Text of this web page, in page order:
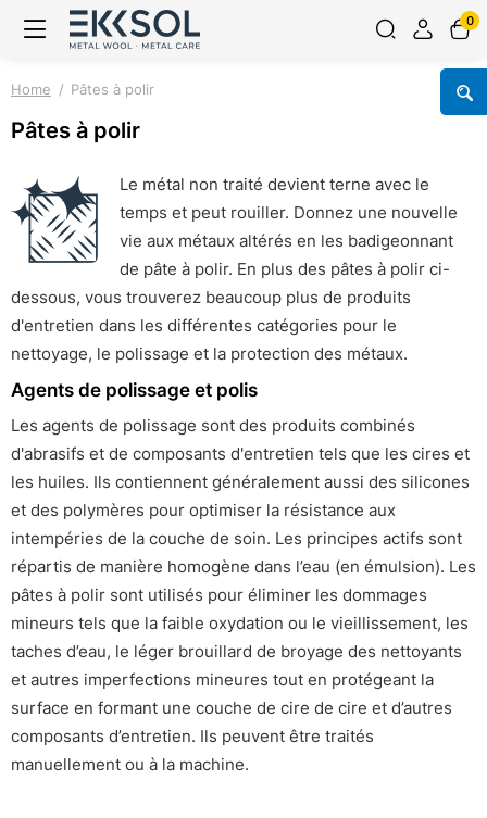
0
Home Pâtes à polir
Pâtes à polir
Le métal non traité devient terne avec le
temps et peut rouiller. Donnez une nouvelle
vie aux métaux altérés en les badigeonnant
de pâte à polir. En plus des pâtes à polir ci-
dessous, vous trouverez beaucoup plus de produits
d'entretien dans les différentes catégories pour le
nettoyage, le polissage et la protection des métaux.
Agents de polissage et polis
Les agents de polissage sont des produits combinés
d'abrasifs et de composants d'entretien tels que les cires et
les huiles. Ils contiennent généralement aussi des silicones
et des polymères pour optimiser la résistance aux
intempéries de la couche de soin. Les principes actifs sont
répartis de manière homogène dans l’eau (en émulsion). Les
pâtes à polir sont utilisés pour éliminer les dommages
mineurs tels que la faible oxydation ou le vieillissement, les
taches d’eau, le léger brouillard de broyage des nettoyants
et autres imperfections mineures tout en protégeant la
surface en formant une couche de cire de cire et d’autres
composants d’entretien. Ils peuvent être traités
manuellement ou à la machine.